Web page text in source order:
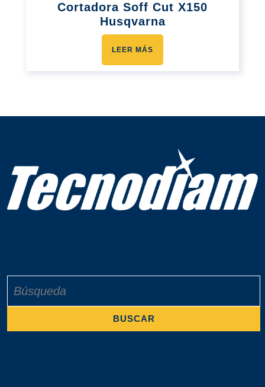
Cortadora Soff Cut X150
Husqvarna
LEER MÁS